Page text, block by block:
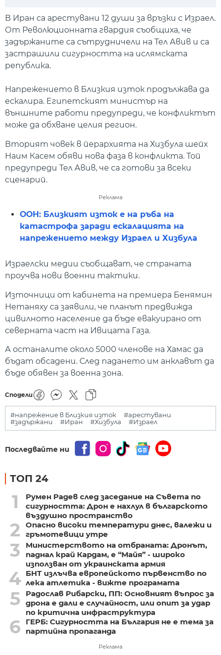
В Иран са арестувани 12 души за връзки с Израел.
От Революционната гвардия съобщиха, че
задържаните са сътрудничели на Тел Авив и са
застрашили сигурността на ислямската
република.
Напрежението в Близкия изток продължава да
ескалира. Египетският министър на
външните работи предупреди, че конфликтът
може да обхване целия регион.
Вторият човек в йерархията на Хизбула шейх
Наим Касем обяви нова фаза в конфликта. Той
предупреди Тел Авив, че са готови за всеки
сценарий.
Реклама
ООН: Близкият изток е на ръба на
катастрофа заради ескалацията на
напрежението между Израел и Хизбула
Израелски медии съобщават, че страната
проучва нови военни тактики.
Източници от кабинета на премиера Бенямин
Нетаняху са заявили, че планът предвижда
цивилното население да бъде евакуирано от
северната част на Ивицата Газа.
А останалите около 5000 членове на Хамас да
бъдат обсадени. След падането им анклавът да
бъде обявен за военна зона.
Сподели
#напрежение в Близкия изток
#арестувани
#задържани
#Иран #Хизбула #Израел
Последвайте ни
ТОП 24
1
Румен Радев след заседание на Съвета по
сигурността: Дрон е нахлул в българското
въздушно пространство
2
Опасно високи температури днес, валежи и
гръмотевици утре
3
Министерството на отбраната: Дронът,
паднал край Кардам, е “Майя” - широко
използван от украинската армия
4 БНТ излъчва европейското първенство по
лека атлетика - вижте програмата
5
Радослав Рибарски, ПП: Основният въпрос за
дрона е дали е случайност, или опит за удар
по критична инфраструктура
6
ГЕРБ: Сигурността на България не е тема за
партийна пропаганда
Реклама